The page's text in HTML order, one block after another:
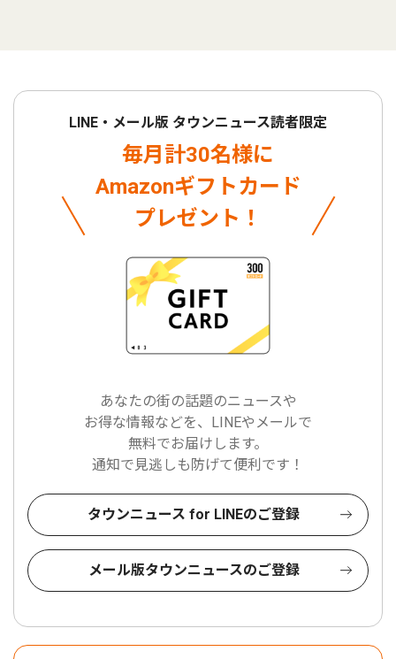
LINE・メール版 タウンニュース読者限定
毎月計30名様に
Amazonギフトカード
プレゼント！
あなたの街の話題のニュースや
お得な情報などを、LINEやメールで
無料でお届けします。
通知で見逃しも防げて便利です！
タウンニュース for LINEのご登録
メール版タウンニュースのご登録